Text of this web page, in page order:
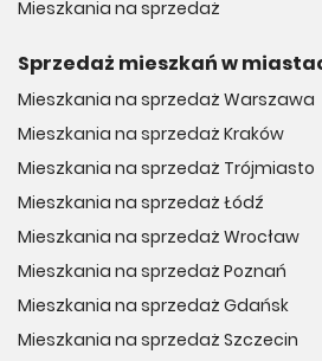
Mieszkania na sprzedaż
Sprzedaż mieszkań w
Mieszkania na sprzedaż Warszawa
Mieszkania na sprzedaż Kraków
Mieszkania na sprzedaż Trójmiasto
Mieszkania na sprzedaż Łódź
Mieszkania na sprzedaż Wrocław
Mieszkania na sprzedaż Poznań
Mieszkania na sprzedaż Gdańsk
Mieszkania na sprzedaż Szczecin